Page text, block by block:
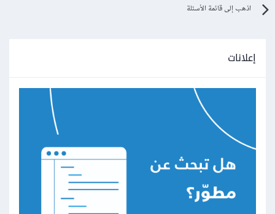
اذهب إلى قائمة الأسئلة
إعلانات